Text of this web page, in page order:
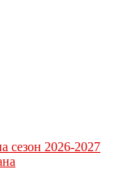
сезон 2026-2027